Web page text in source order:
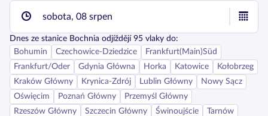
sobota, 08 srpen
Dnes ze stanice Bochnia odjíždějí 95 vlaky do:
Bohumin
Czechowice-Dziedzice
Frankfurt(Main)Süd
Frankfurt/Oder
Gdynia Główna Horka Katowice
Kołobrzeg
Kraków Główny
Krynica-Zdrój Lublin Główny
Nowy Sącz
Oświęcim
Poznań Główny
Przemyśl Główny
Rzeszów Główny
Szczecin Główny Świnoujście
Tarnów